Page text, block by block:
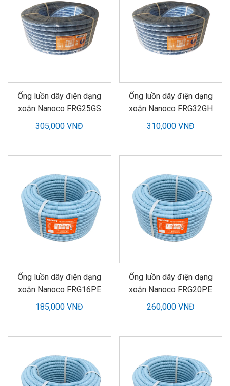
Ống luồn dây điện dạng
xoắn Nanoco FRG25GS
305,000 VNĐ
Ống luồn dây điện dạng
xoắn Nanoco FRG32GH
310,000 VNĐ
Ống luồn dây điện dạng
xoắn Nanoco FRG16PE
185,000 VNĐ
Ống luồn dây điện dạng
xoắn Nanoco FRG20PE
260,000 VNĐ